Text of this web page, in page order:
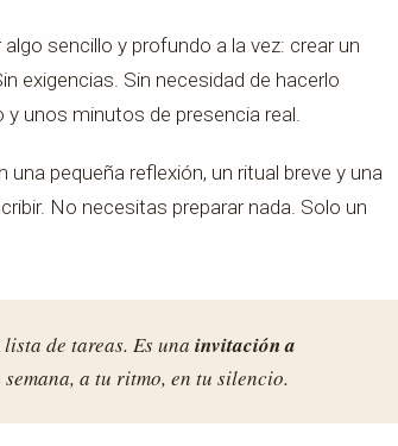
sencillo y profundo a la vez: crear un
exigencias. Sin necesidad de hacerlo
unos minutos de presencia real.
una pequeña reflexión, un ritual breve y una
No necesitas preparar nada. Solo un
de tareas. Es una invitación a
a tu ritmo, en tu silencio.